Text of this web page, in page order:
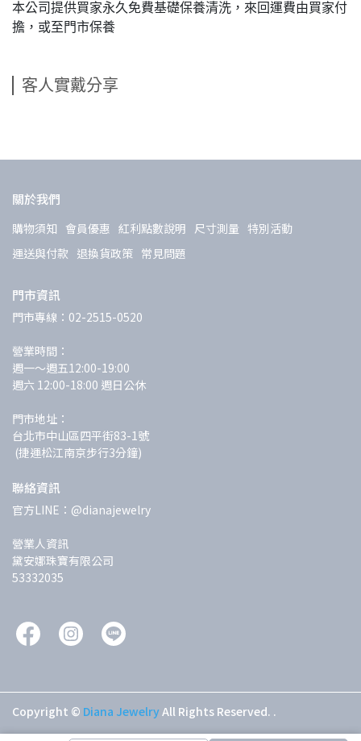
本公司提供買家永久免費基礎保養清洗，來回運費由買家付
擔，或至門市保養
客人實戴分享
關於我們
購物須知 會員優惠 紅利點數說明 尺寸測量 特別活動
運送與付款 退換貨政策 常見問題
門市資訊
門市專線：02-2515-0520
營業時間：
週一～週五12:00-19:00
週六 12:00-18:00 週日公休
門市地址：
台北市中山區四平街83-1號
(捷運松江南京步行3分鐘)
聯絡資訊
官方LINE：@dianajewelry
營業人資訊
黛安娜珠寶有限公司
53332035
Copyright © Diana JewelryAll Rights Reserved. .